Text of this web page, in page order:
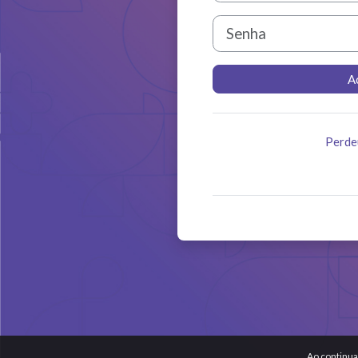
Senha